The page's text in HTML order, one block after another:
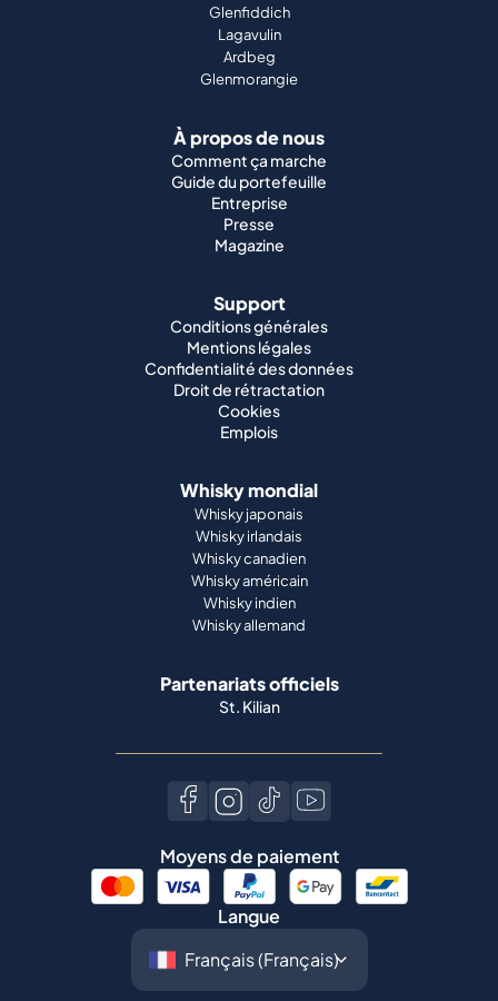
Glenfiddich
Lagavulin
Ardbeg
Glenmorangie
À propos de nous
Comment ça marche
Guide du portefeuille
Entreprise
Presse
Magazine
Support
Conditions générales
Mentions légales
Confidentialité des données
Droit de rétractation
Cookies
Emplois
Whisky mondial
Whisky japonais
Whisky irlandais
Whisky canadien
Whisky américain
Whisky indien
Whisky allemand
Partenariats officiels
St. Kilian
Moyens de paiement
Langue